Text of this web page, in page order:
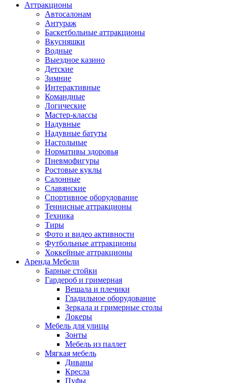
Аттракционы
Автосалонам
Антураж
Баскетбольные аттракционы
Вкусняшки
Водные
Выездное казино
Детские
Зимние
Интерактивные
Командные
Логические
Мастер-классы
Надувные
Надувные батуты
Настольные
Нормативы здоровья
Пневмофигуры
Ростовые куклы
Салонные
Славянские
Спортивное оборудование
Теннисные аттракционы
Техника
Тиры
Фото и видео активности
Футбольные аттракционы
Хоккейные аттракционы
Аренда Мебели
Барные стойки
Гардероб и гримерная
Вешала и плечики
Гладильное оборудование
Зеркала и гримерные столы
Локеры
Мебель для улицы
Зонты
Мебель из паллет
Мягкая мебель
Диваны
Кресла
Пуфы